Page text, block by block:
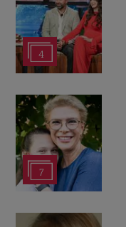
4
7